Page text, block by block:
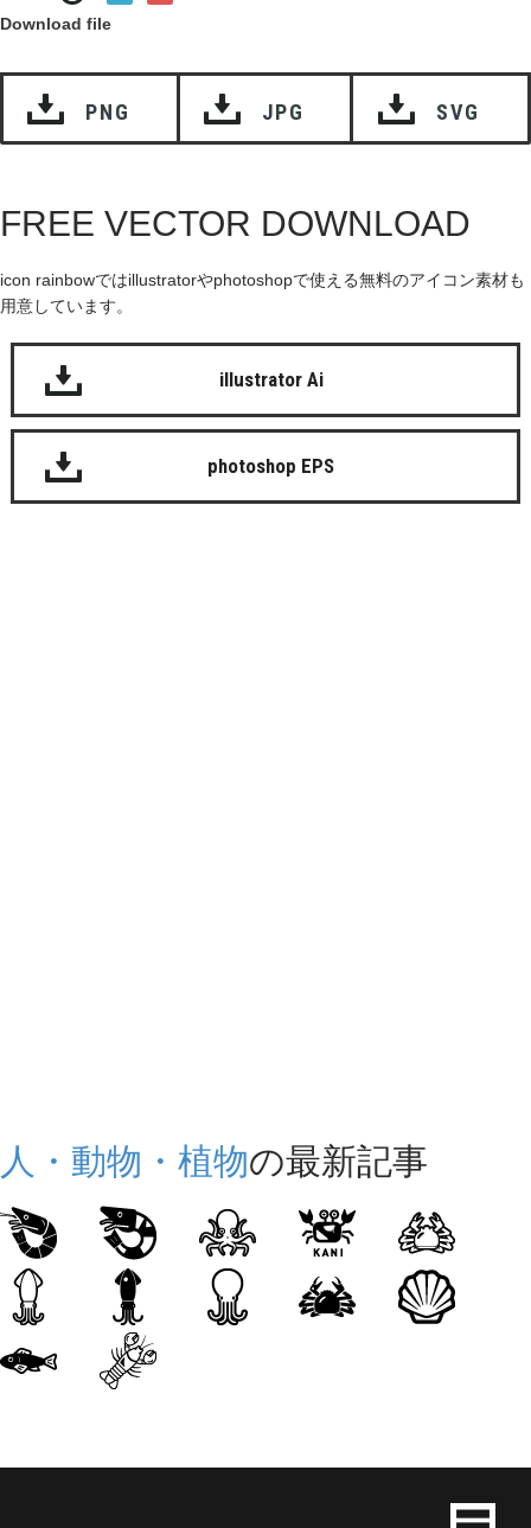
Download file
PNG JPG SVG
FREE VECTOR DOWNLOAD
icon rainbowではillustratorやphotoshopで使える無料のアイコン素材も
用意しています。
illustrator Ai
photoshop EPS
人・動物・植物の最新記事